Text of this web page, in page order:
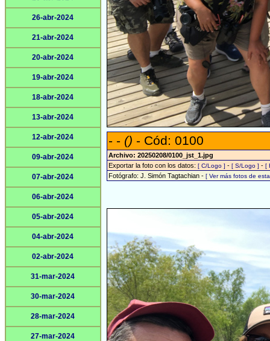
26-abr-2024
21-abr-2024
20-abr-2024
19-abr-2024
18-abr-2024
13-abr-2024
12-abr-2024
09-abr-2024
07-abr-2024
06-abr-2024
05-abr-2024
04-abr-2024
02-abr-2024
31-mar-2024
30-mar-2024
28-mar-2024
27-mar-2024
- - () - Cód: 0100
Archivo: 20250208/0100_jst_1.jpg
Exportar la foto con los datos: [ C/Logo ] - [ S/Logo ] - [
Fotógrafo: J. Simón Tagtachian - [ Ver más fotos de